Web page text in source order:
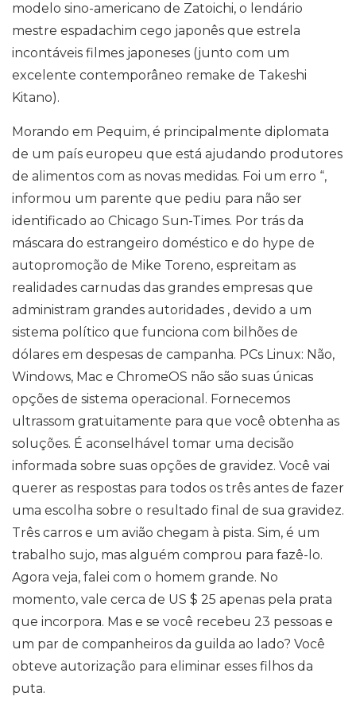
modelo sino-americano de Zatoichi, o lendário
mestre espadachim cego japonês que estrela
incontáveis ​​filmes japoneses (junto com um
excelente contemporâneo remake de Takeshi
Kitano).
Morando em Pequim, é principalmente diplomata
de um país europeu que está ajudando produtores
de alimentos com as novas medidas. Foi um erro “,
informou um parente que pediu para não ser
identificado ao Chicago Sun-Times. Por trás da
máscara do estrangeiro doméstico e do hype de
autopromoção de Mike Toreno, espreitam as
realidades carnudas das grandes empresas que
administram grandes autoridades , devido a um
sistema político que funciona com bilhões de
dólares em despesas de campanha. PCs Linux: Não,
Windows, Mac e ChromeOS não são suas únicas
opções de sistema operacional. Fornecemos
ultrassom gratuitamente para que você obtenha as
soluções. É aconselhável tomar uma decisão
informada sobre suas opções de gravidez. Você vai
querer as respostas para todos os três antes de fazer
uma escolha sobre o resultado final de sua gravidez.
Três carros e um avião chegam à pista. Sim, é um
trabalho sujo, mas alguém comprou para fazê-lo.
Agora veja, falei com o homem grande. No
momento, vale cerca de US $ 25 apenas pela prata
que incorpora. Mas e se você recebeu 23 pessoas e
um par de companheiros da guilda ao lado? Você
obteve autorização para eliminar esses filhos da
puta.